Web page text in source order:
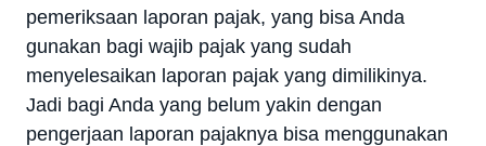
pemeriksaan laporan pajak, yang bisa Anda
gunakan bagi wajib pajak yang sudah
menyelesaikan laporan pajak yang dimilikinya.
Jadi bagi Anda yang belum yakin dengan
pengerjaan laporan pajaknya bisa menggunakan